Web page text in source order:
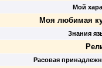
Мой
Моя любимая
Знания
Расовая